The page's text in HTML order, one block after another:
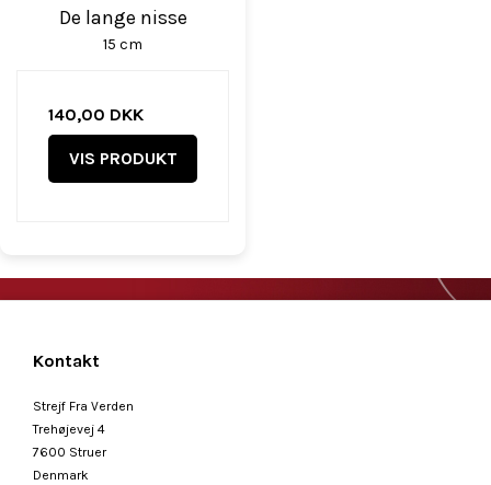
De lange nisse
15 cm
140,00 DKK
VIS PRODUKT
Kontakt
Strejf Fra Verden
Trehøjevej 4
7600 Struer
Denmark